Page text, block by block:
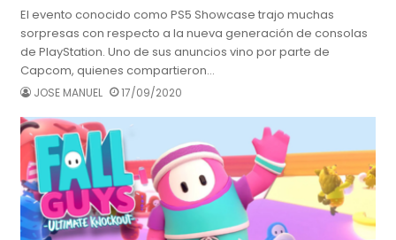
El evento conocido como PS5 Showcase trajo muchas
sorpresas con respecto a la nueva generación de consolas
de PlayStation. Uno de sus anuncios vino por parte de
Capcom, quienes compartieron…
JOSE MANUEL 17/09/2020